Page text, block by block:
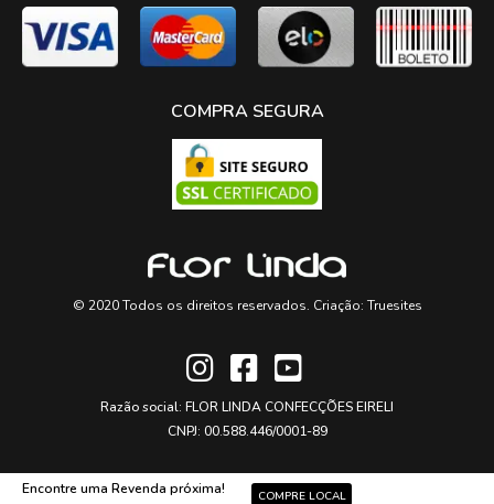
COMPRA SEGURA
© 2020 Todos os direitos reservados. Criação: Truesites
Razão social: FLOR LINDA CONFECÇÕES EIRELI
CNPJ: 00.588.446/0001-89
Encontre uma Revenda próxima! COMPRE LOCAL